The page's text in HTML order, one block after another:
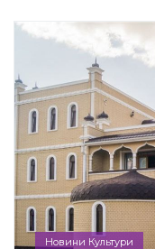
Новини Культури